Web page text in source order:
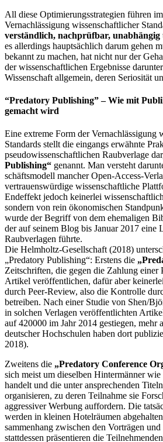
All diese Optimierungsstrategien führen
Vernachlässigung wissenschaftlicher
verständlich, nachprüfbar, unabhängig
es allerdings hauptsächlich darum gehen
bekannt zu machen, hat nicht nur der
der wissenschaftlichen Ergebnisse
Wissenschaft allgemein, deren Seriosität
“Predatory Publishing” – Wie mit
gemacht wird
Eine extreme Form der Vernachlässigung
Standards stellt die eingangs erwähnte
pseudowissenschaftlichen Raubverlage
Publishing“ genannt. Man versteht
schäftsmodell mancher Open-Access-
vertrauenswürdige wissenschaftliche
Endeffekt jedoch keinerlei
sondern von rein ökonomischen
wurde der Begriff von dem ehemaligen
der auf seinem Blog bis Januar 2017 eine
Raub­verlagen führte.
Die Helmholtz-Gesellschaft (2018)
„Predatory Pu­blishing“: Erstens die
Zeitschriften, die gegen die Zah­lung einer
Artikel veröffentlichen, dafür aber
durch Peer-Review, also die Kontrolle
betreiben. Nach einer Studie von Shen/
in solchen Verlagen veröffentlichten
auf 420000 im Jahr 2014 gestiegen, mehr
deutscher Hoch­schulen haben dort
2018).
Zweitens die „Predatory Conference
sich meist um dieselben Hintermänner wie
handelt und die unter an­sprechenden
organisieren, zu deren Teilnahme sie
aggressiver Werbung auffor­dern. Die
werden in kleinen Hotelräumen
sammenhang zwischen den Vorträgen
stattdessen prä­sentieren die